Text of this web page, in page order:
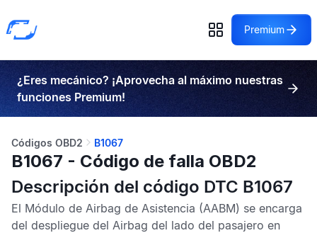
Premium
¿Eres mecánico? ¡Aprovecha al máximo nuestras
funciones Premium!
Códigos OBD2 B1067
B1067 - Código de falla OBD2
Descripción del código DTC B1067
El Módulo de Airbag de Asistencia (AABM) se encarga
del despliegue del Airbag del lado del pasajero en